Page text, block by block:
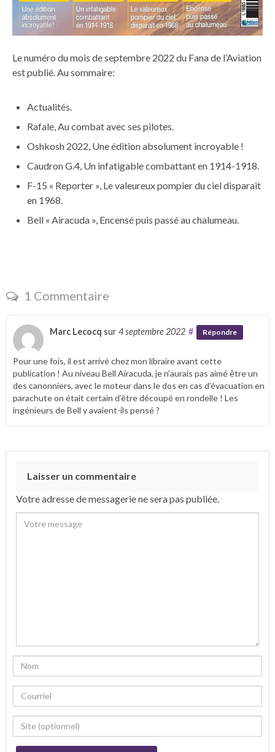
Le numéro du mois de septembre 2022 du Fana de l’Aviation
est publié. Au sommaire:
Actualités.
Rafale, Au combat avec ses pilotes.
Oshkosh 2022, Une édition absolument incroyable !
Caudron G.4, Un infatigable combattant en 1914-1918.
F-15 « Reporter », Le valeureux pompier du ciel disparait
en 1968.
Bell « Airacuda », Encensé puis passé au chalumeau.
1 Commentaire
Marc Lecocq sur 4 septembre 2022 # Répondre
Pour une fois, il est arrivé chez mon libraire avant cette
publication ! Au niveau Bell Airacuda, je n’aurais pas aimé être un
des canonniers, avec le moteur dans le dos en cas d’évacuation en
parachute on était certain d’être découpé en rondelle ! Les
ingénieurs de Bell y avaient-ils pensé ?
Laisser un commentaire
Votre adresse de messagerie ne sera pas publiée.